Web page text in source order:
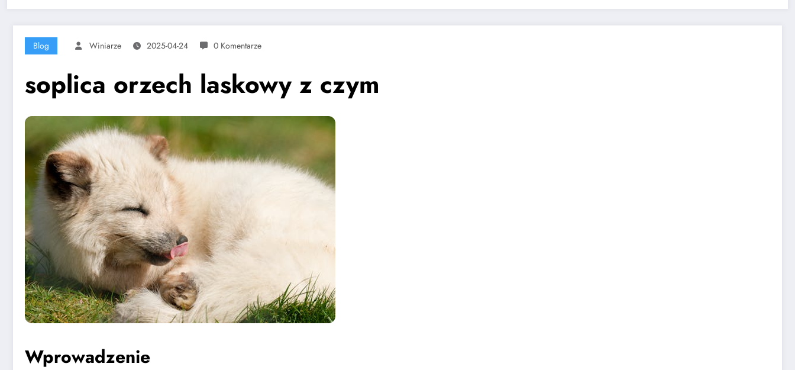
Blog Winiarze 2025-04-24 0 Komentarze
soplica orzech laskowy z czym
Wprowadzenie